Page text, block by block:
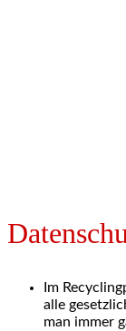
Im
alle
man immer